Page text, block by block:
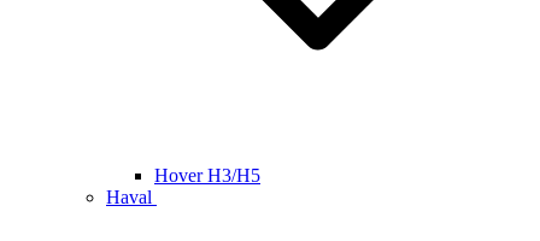
Hover H3/H5
Haval